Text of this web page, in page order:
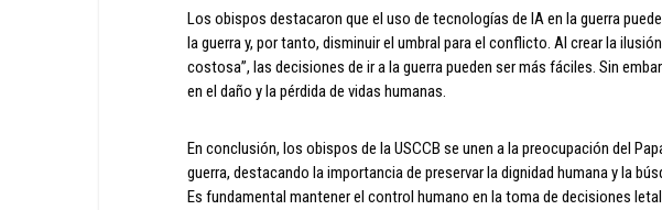
Los obispos destacaron que el uso de tecnologías de IA en la guerra
la guerra y, por tanto, disminuir el umbral para el conflicto. Al crear la
costosa”, las decisiones de ir a la guerra pueden ser más fáciles. Sin
en el daño y la pérdida de vidas humanas.
En conclusión, los obispos de la USCCB se unen a la preocupación del
guerra, destacando la importancia de preservar la dignidad humana y la
Es fundamental mantener el control humano en la toma de decisiones